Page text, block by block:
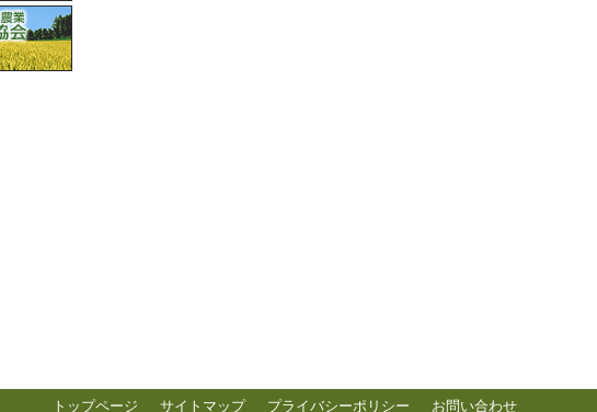
トップページ サイトマップ プライバシーポリシー お問い合わせ